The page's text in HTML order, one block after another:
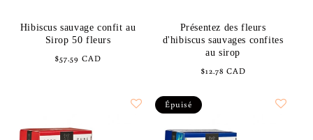
Hibiscus sauvage confit au
Sirop 50 fleurs
Prix
$57.59 CAD
Présentez des fleurs
d'hibiscus sauvages confites
au sirop
Prix
$12.78 CAD
Épuisé